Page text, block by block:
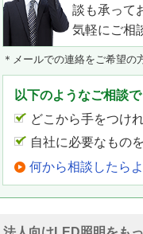
談も承って
気軽にご相
＊メールでの連絡をご希望の
以下のようなご相談
どこから手をつけ
自社に必要なもの
何から相談したら